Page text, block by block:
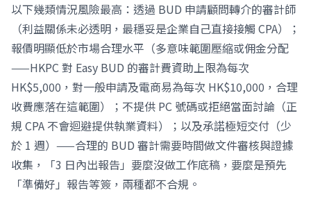
以下幾類情況風險最高：透過 BUD 申請顧問轉介的審計師
（利益關係未必透明，最穩妥是企業自己直接接觸 CPA）；
報價明顯低於市場合理水平（多意味範圍壓縮或佣金分配
——HKPC 對 Easy BUD 的審計費資助上限為每次
HK$5,000，對一般申請及電商易為每次 HK$10,000，合理
收費應落在這範圍）；不提供 PC 號碼或拒絕當面討論（正
規 CPA 不會迴避提供執業資料）；以及承諾極短交付（少
於 1 週）——合理的 BUD 審計需要時間做文件審核與證據
收集，「3 日內出報告」要麼沒做工作底稿，要麼是預先
「準備好」報告等簽，兩種都不合規。